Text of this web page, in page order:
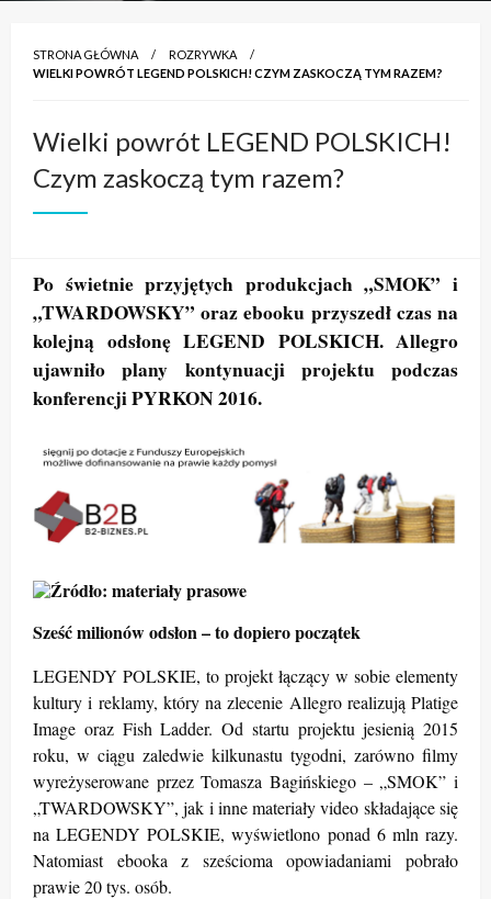
STRONA GŁÓWNA
ROZRYWKA
WIELKI POWRÓT LEGEND POLSKICH! CZYM ZASKOCZĄ TYM RAZEM?
Wielki powrót LEGEND POLSKICH!
Czym zaskoczą tym razem?
Po świetnie przyjętych produkcjach „SMOK” i
„TWARDOWSKY” oraz ebooku przyszedł czas na
kolejną odsłonę LEGEND POLSKICH. Allegro
ujawniło plany kontynuacji projektu podczas
konferencji PYRKON 2016.
Sześć milionów odsłon – to dopiero początek
LEGENDY POLSKIE, to projekt łączący w sobie elementy
kultury i reklamy, który na zlecenie Allegro realizują Platige
Image oraz Fish Ladder. Od startu projektu jesienią 2015
roku, w ciągu zaledwie kilkunastu tygodni, zarówno filmy
wyreżyserowane przez Tomasza Bagińskiego – „SMOK” i
„TWARDOWSKY”, jak i inne materiały video składające się
na LEGENDY POLSKIE, wyświetlono ponad 6 mln razy.
Natomiast ebooka z sześcioma opowiadaniami pobrało
prawie 20 tys. osób.